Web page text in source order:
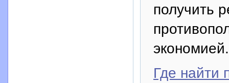
получить
экономией.
Где найти